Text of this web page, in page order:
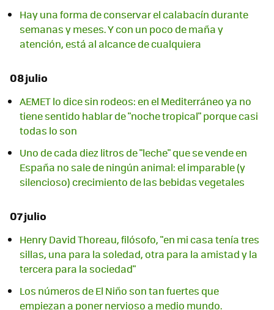
Hay una forma de conservar el calabacín durante
semanas y meses. Y con un poco de maña y
atención, está al alcance de cualquiera
08 julio
AEMET lo dice sin rodeos: en el Mediterráneo ya no
tiene sentido hablar de "noche tropical" porque casi
todas lo son
Uno de cada diez litros de "leche" que se vende en
España no sale de ningún animal: el imparable (y
silencioso) crecimiento de las bebidas vegetales
07 julio
Henry David Thoreau, filósofo, "en mi casa tenía tres
sillas, una para la soledad, otra para la amistad y la
tercera para la sociedad"
Los números de El Niño son tan fuertes que
empiezan a poner nervioso a medio mundo.